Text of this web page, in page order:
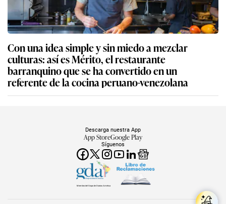
Con una idea simple y sin miedo a mezclar
culturas: así es Mérito, el restaurante
barranquino que se ha convertido en un
referente de la cocina peruano-venezolana
Síguenos
Descarga nuestra App
App StoreGoogle Play
Miembro del Grupo de Diarios América